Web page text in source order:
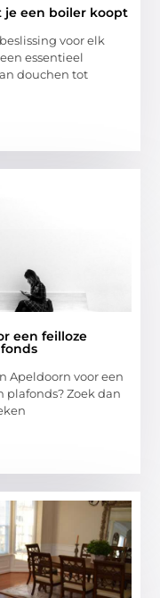
je een boiler koopt
voor elk
essentieel
douchen tot
een feilloze
Apeldoorn voor een
plafonds? Zoek dan